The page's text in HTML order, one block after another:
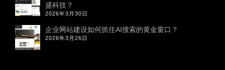
盛科技？
2026年3月30日
企业网站建设如何抓住AI搜索的黄金窗口？
2026年3月26日